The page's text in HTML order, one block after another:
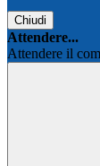
Chiudi
Attendere...
Attendere il